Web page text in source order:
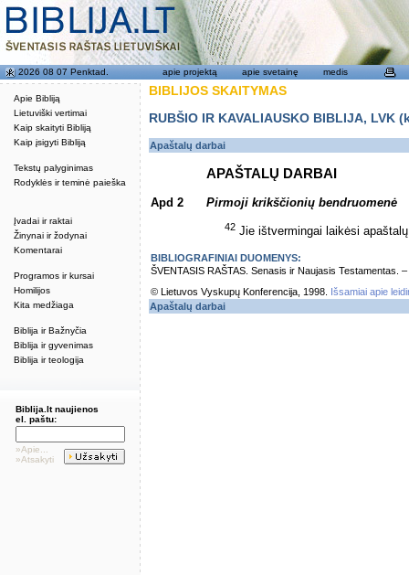
Apie Bibliją
Lietuviški vertimai
Kaip skaityti Bibliją
Kaip įsigyti Bibliją
Tekstų palyginimas
Rodyklės ir teminė paieška
Įvadai ir raktai
Žinynai ir žodynai
Komentarai
Programos ir kursai
Homilijos
Kita medžiaga
Biblija ir Bažnyčia
Biblija ir gyvenimas
Biblija ir teologija
2026 08 07 Penktad. apie projektą apie svetainę medis
Biblija.lt naujienos
el. paštu:
»Apie...
»Atsakyti
BIBLIJOS SKAITYMAS
RUBŠIO IR KAVALIAUSKO BIBLIJA,
Apaštalų darbai
APAŠTALŲ DARBAI
Apd 2 Pirmoji krikščionių bendruomenė
42 Jie ištvermingai laikėsi
BIBLIOGRAFINIAI DUOMENYS:
ŠVENTASIS RAŠTAS. Senasis ir Naujasis Testamentas.
© Lietuvos Vyskupų Konferencija, 1998.
Išsamiai apie
Apaštalų darbai